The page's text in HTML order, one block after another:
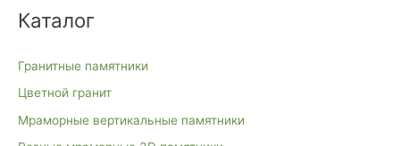
с
:
Каталог
Гранитные памятники
Цветной гранит
Мраморные вертикальные памятники